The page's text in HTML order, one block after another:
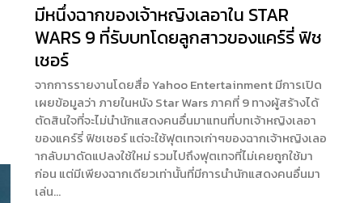
มีหนึ่งฉากของเจ้าหญิงเลอาใน STAR
WARS 9 ที่รับบทโดยลูกสาวของแคร์รี่ ฟิช
เชอร์
จากการรายงานโดยสื่อ Yahoo Entertainment มีการเปิด
เผยข้อมูลว่า ภายในหนัง Star Wars ภาคที่ 9 ทางผู้สร้างได้
ตัดสินใจที่จะไม่นำนักแสดงคนอื่นมาแทนที่บทเจ้าหญิงเลอา
ของแคร์รี่ ฟิชเชอร์ แต่จะใช้ฟุตเทจเก่าๆของฉากเจ้าหญิงเลอ
ากลับมาดัดแปลงใช้ใหม่ รวมไปถึงฟุตเทจที่ไม่เคยถูกใช้มา
ก่อน แต่มีเพียงฉากเดียวเท่านั้นที่มีการนำนักแสดงคนอื่นมา
เล่น…